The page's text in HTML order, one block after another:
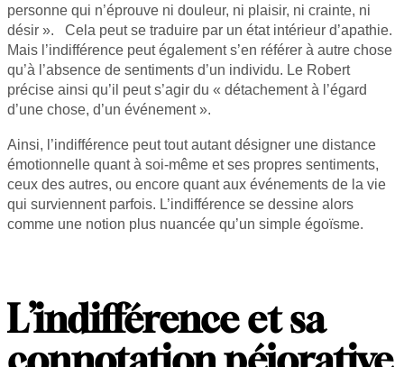
personne qui n’éprouve ni douleur, ni plaisir, ni crainte, ni
désir ». Cela peut se traduire par un état intérieur d’apathie.
Mais l’indifférence peut également s’en référer à autre chose
qu’à l’absence de sentiments d’un individu. Le Robert
précise ainsi qu’il peut s’agir du « détachement à l’égard
d’une chose, d’un événement ».
Ainsi, l’indifférence peut tout autant désigner une distance
émotionnelle quant à soi-même et ses propres sentiments,
ceux des autres, ou encore quant aux événements de la vie
qui surviennent parfois. L’indifférence se dessine alors
comme une notion plus nuancée qu’un simple égoïsme.
L’indifférence et sa